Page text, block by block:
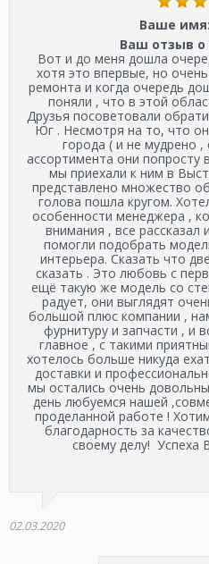
Ваше имя:
Ваш отзыв
Вот и до меня дошла
хотя это впервые, но
ремонта и когда очередь
поняли , что в этой
Друзья посоветовали
Юг . Несмотря на то, что
города ( и не мудрено
ассортимента они попросту
мы приехали к ним в
представлено множество
голова пошла кругом.
особенности менеджера ,
внимания , все рассказал
помогли подобрать
интерьера. Сказать что
сказать . Это любовь с
ещё такую же модель со
радует, они выглядят
большой плюс компании ,
фурнитуру и запчасти , и
главное , с такими
хотелось больше никуда
доставки и
мы остались очень
день любуемся нашей
проделанной работе !
благодарность за
своему делу! Успеха
02.03.2020